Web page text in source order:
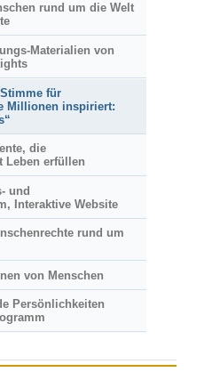
rund um die Welt
Materialien von
für
Millionen inspiriert:
die
Leben erfüllen
und
Interaktive Website
rund um
von Menschen
Persönlichkeiten